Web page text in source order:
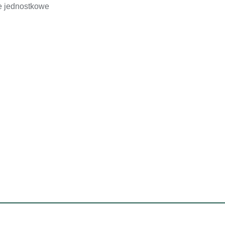
jednostkowe